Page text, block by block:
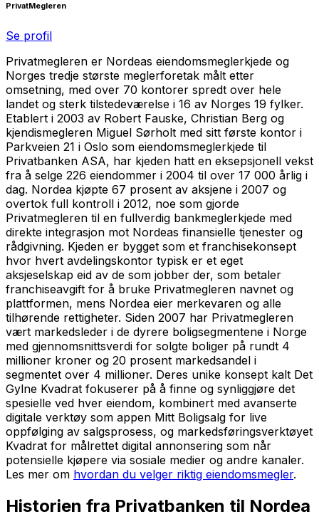
PrivatMegleren
Se profil
Privatmegleren er Nordeas eiendomsmeglerkjede og
Norges tredje største meglerforetak målt etter
omsetning, med over 70 kontorer spredt over hele
landet og sterk tilstedeværelse i 16 av Norges 19 fylker.
Etablert i 2003 av Robert Fauske, Christian Berg og
kjendismegleren Miguel Sørholt med sitt første kontor i
Parkveien 21 i Oslo som eiendomsmeglerkjede til
Privatbanken ASA, har kjeden hatt en eksepsjonell vekst
fra å selge 226 eiendommer i 2004 til over 17 000 årlig i
dag. Nordea kjøpte 67 prosent av aksjene i 2007 og
overtok full kontroll i 2012, noe som gjorde
Privatmegleren til en fullverdig bankmeglerkjede med
direkte integrasjon mot Nordeas finansielle tjenester og
rådgivning. Kjeden er bygget som et franchisekonsept
hvor hvert avdelingskontor typisk er et eget
aksjeselskap eid av de som jobber der, som betaler
franchiseavgift for å bruke Privatmegleren navnet og
plattformen, mens Nordea eier merkevaren og alle
tilhørende rettigheter. Siden 2007 har Privatmegleren
vært markedsleder i de dyrere boligsegmentene i Norge
med gjennomsnittsverdi for solgte boliger på rundt 4
millioner kroner og 20 prosent markedsandel i
segmentet over 4 millioner. Deres unike konsept kalt Det
Gylne Kvadrat fokuserer på å finne og synliggjøre det
spesielle ved hver eiendom, kombinert med avanserte
digitale verktøy som appen Mitt Boligsalg for live
oppfølging av salgsprosess, og markedsføringsverktøyet
Kvadrat for målrettet digital annonsering som når
potensielle kjøpere via sosiale medier og andre kanaler.
Les mer om hvordan du velger riktig eiendomsmegler.
Historien fra Privatbanken til Nordea